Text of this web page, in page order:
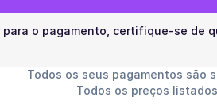
o pagamento, certifique-se de
Todos os seus pagamentos são
Todos os preços listados